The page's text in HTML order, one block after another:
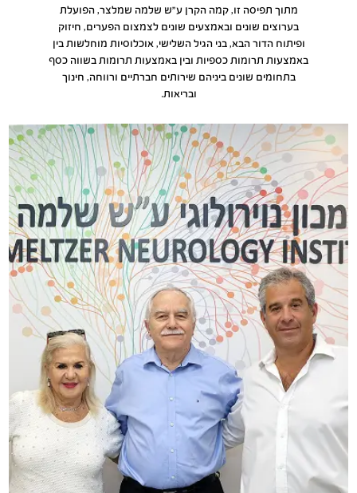
מתוך תפיסה זו, קמה הקרן ע"ש שלמה שמלצר, הפועלת
בערוצים שונים ובאמצעים שונים לצמצום הפערים, חיזוק
ופיתוח הדור הבא, בני הגיל השלישי, אוכלוסיות מוחלשות בין
באמצעות תרומות כספיות ובין באמצעות תרומות בשווה כסף
בתחומים שונים ביניהם שירותים חברתיים ורווחה, חינוך
ובריאות.